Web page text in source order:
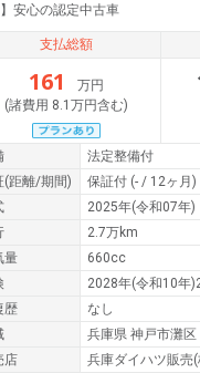
安心の認定中古車
支払総額
161
万円
(諸費用 8.1万円含む)
法定整備付
(距離/期間) 保証付 (- / 12ヶ月)
2025年(令和07年)
2.7万km
量
660cc
2028年(令和10年
歴
なし
兵庫県 神戸市灘区
店
兵庫ダイハツ販売(